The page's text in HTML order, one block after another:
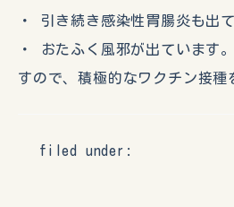
・ 引き続き感染性胃腸炎も出て
・ おたふく風邪が出ています
すので、積極的なワクチン接種
filed under: